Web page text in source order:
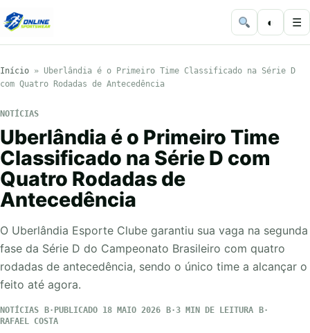
◐ ☰
Início » Uberlândia é o Primeiro Time Classificado na Série D
com Quatro Rodadas de Antecedência
NOTÍCIAS
Uberlândia é o Primeiro Time
Classificado na Série D com
Quatro Rodadas de
Antecedência
O Uberlândia Esporte Clube garantiu sua vaga na segunda
fase da Série D do Campeonato Brasileiro com quatro
rodadas de antecedência, sendo o único time a alcançar o
feito até agora.
NOTÍCIAS PUBLICADO 18 MAIO 2026
3 MIN DE LEITURA
RAFAEL COSTA